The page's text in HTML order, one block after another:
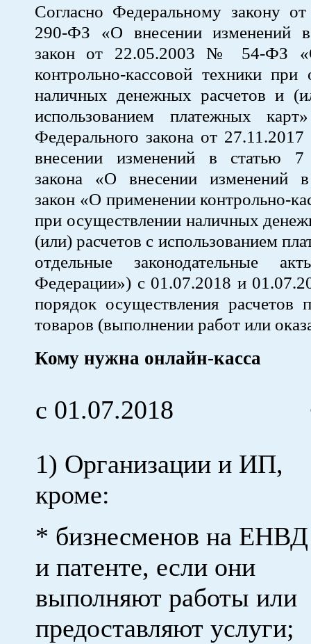
Согласно Федеральному закону
290-ФЗ «О внесении изменений
закон от 22.05.2003 № 54-ФЗ
контрольно-кассовой техники при
наличных денежных расчетов и
использованием платежных
Федерального закона от
внесении изменений в статью 7
закона «О внесении изменений
закон «О применении контрольно-
при осуществлении наличных
(или) расчетов с использованием
отдельные законодательные
Федерации») с 01.07.2018 и
порядок осуществления расчетов
товаров (выполнении работ или
Кому нужна онлайн-касса
с 01.07.2018
1) Организации и ИП,
кроме:
* бизнесменов на ЕНВД
и патенте, если они
выполняют работы или
предоставляют услуги;